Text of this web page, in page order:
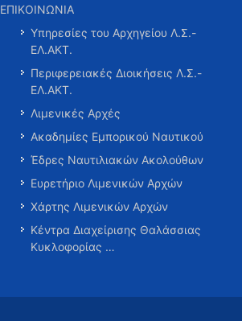
ΕΠΙΚΟΙΝΩΝΙΑ
Υπηρεσίες του Αρχηγείου Λ.Σ.-
ΕΛ.ΑΚΤ.
Περιφερειακές Διοικήσεις Λ.Σ.-
ΕΛ.ΑΚΤ.
Λιμενικές Αρχές
Ακαδημίες Εμπορικού Ναυτικού
Έδρες Ναυτιλιακών Ακολούθων
Ευρετήριο Λιμενικών Αρχών
Χάρτης Λιμενικών Αρχών
Κέντρα Διαχείρισης Θαλάσσιας
Κυκλοφορίας …